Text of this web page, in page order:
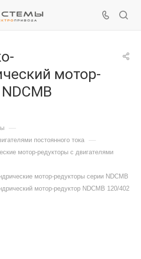
мотор-
—
постоянного тока —
мотор-редукторы с двигателями
мотор-редукторы серии NDCMB
мотор-редуктор NDCMB 120/402